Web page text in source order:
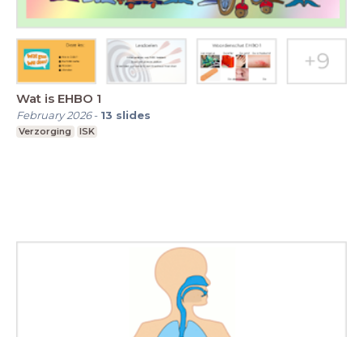
Wat is EHBO 1
February 2026- 13 slides
Verzorging ISK